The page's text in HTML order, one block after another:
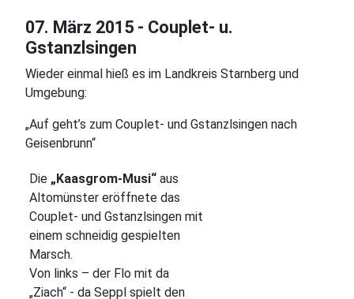
07. März 2015 - Couplet- u.
Gstanzlsingen
Wieder einmal hieß es im Landkreis Starnberg und
Umgebung:
„Auf geht’s zum Couplet- und Gstanzlsingen nach
Geisenbrunn“
Die „Kaasgrom-Musi“ aus
Altomünster eröffnete das
Couplet- und Gstanzlsingen mit
einem schneidig gespielten
Marsch.
Von links – der Flo mit da
„Ziach“ - da Seppl spielt den